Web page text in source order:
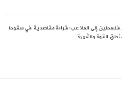
فلسطين إلى الملاعب: قراءة مقاصدية في سقوط
القوة والشهرة